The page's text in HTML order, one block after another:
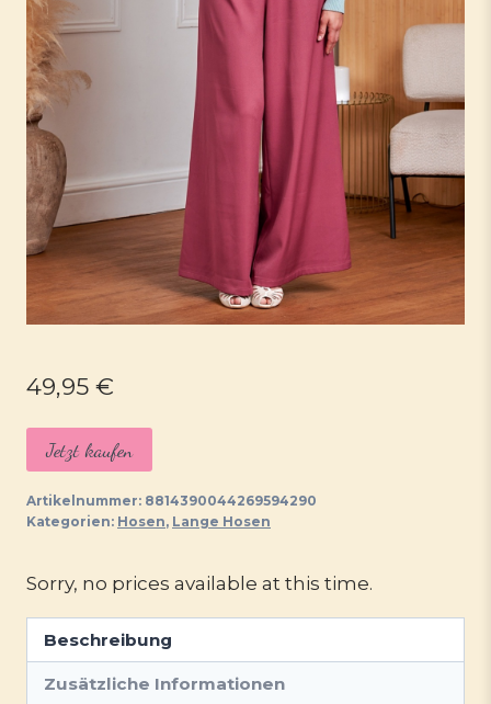
49,95 €
Jetzt kaufen
Artikelnummer: 8814390044269594290
Kategorien: Hosen, Lange Hosen
Sorry, no prices available at this time.
Beschreibung
Zusätzliche Informationen